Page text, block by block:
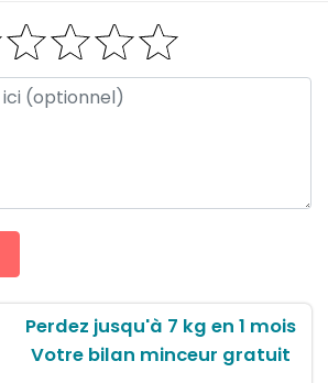
Perdez jusqu'à 7 kg en 1 mois
Votre bilan minceur gratuit